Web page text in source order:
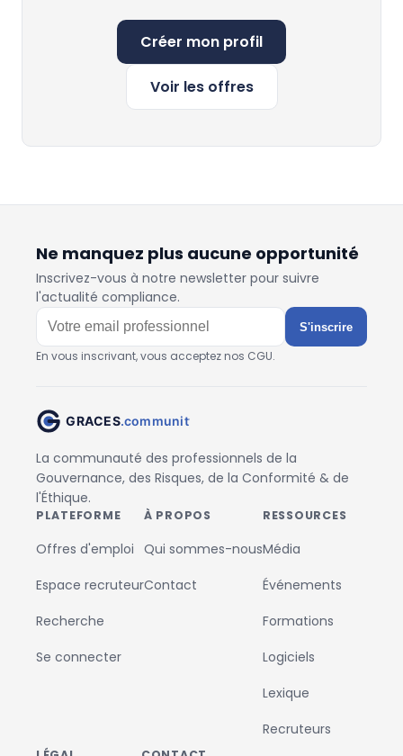
Créer mon profil
Voir les offres
Ne manquez plus aucune opportunité
Inscrivez-vous à notre newsletter pour suivre
l'actualité compliance.
S'inscrire
En vous inscrivant, vous acceptez nos CGU.
La communauté des professionnels de la
Gouvernance, des Risques, de la Conformité & de
l'Éthique.
PLATEFORME
Offres d'emploi
Espace recruteur
Recherche
Se connecter
À PROPOS
Qui sommes-nous
Contact
RESSOURCES
Média
Événements
Formations
Logiciels
Lexique
Recruteurs